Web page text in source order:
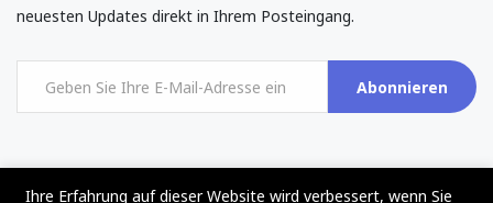
neuesten Updates direkt in Ihrem Posteingang.
Abonnieren
Ihre Erfahrung auf dieser Website wird verbessert, wenn Sie